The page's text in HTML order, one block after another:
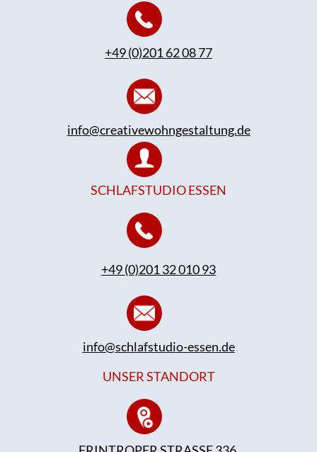
+49 (0)201 62 08 77
info@creativewohngestaltung.de
SCHLAFSTUDIO ESSEN
+49 (0)201 32 010 93
info@schlafstudio-essen.de
UNSER STANDORT